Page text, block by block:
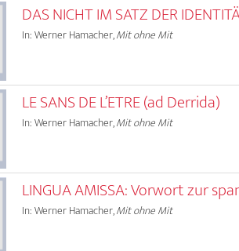
DAS NICHT IM SATZ DER
In: Werner Hamacher,Mit ohne Mit
LE SANS DE L’ETRE (ad Derrida)
In: Werner Hamacher,Mit ohne Mit
LINGUA AMISSA: Vorwort zur
In: Werner Hamacher,Mit ohne Mit